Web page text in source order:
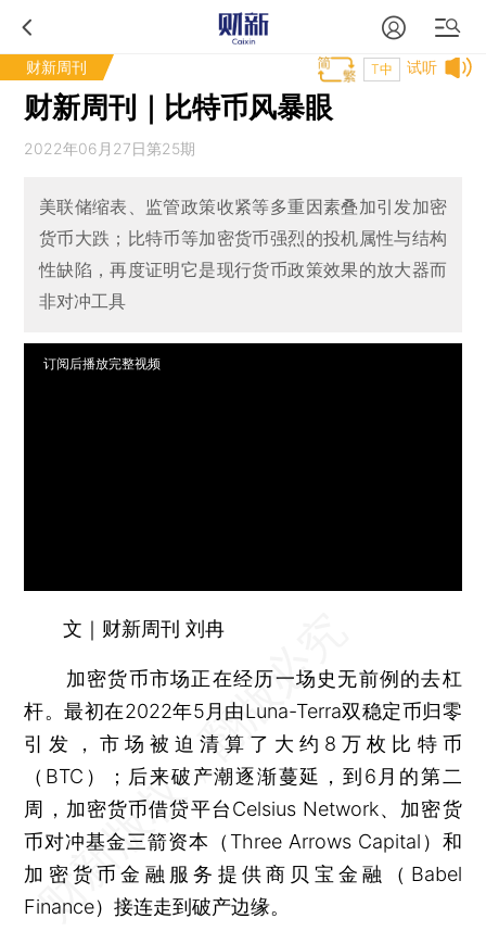
财新周刊 试听
T中
财新周刊｜比特币风暴眼
2022年06月27日第25期
美联储缩表、监管政策收紧等多重因素叠加引发加密
货币大跌；比特币等加密货币强烈的投机属性与结构
性缺陷，再度证明它是现行货币政策效果的放大器而
非对冲工具
订阅后播放完整视频
文｜财新周刊 刘冉
加密货币市场正在经历一场史无前例的去杠
杆。最初在2022年5月由Luna-Terra双稳定币归零
引发，市场被迫清算了大约8万枚比特币
（BTC）；后来破产潮逐渐蔓延，到6月的第二
周，加密货币借贷平台Celsius Network、加密货
币对冲基金三箭资本（Three Arrows Capital）和
加密货币金融服务提供商贝宝金融（Babel
Finance）接连走到破产边缘。